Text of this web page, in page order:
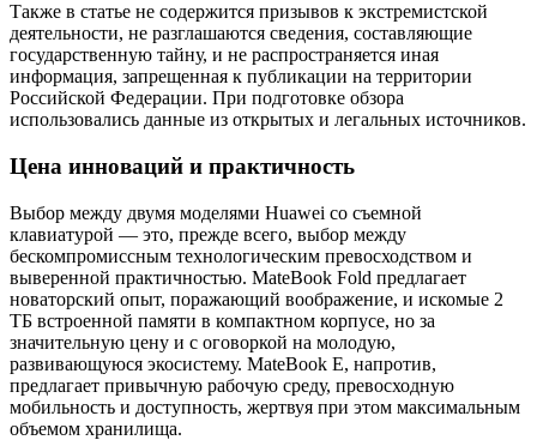
Также в статье не содержится призывов к экстремистской
деятельности, не разглашаются сведения, составляющие
государственную тайну, и не распространяется иная
информация, запрещенная к публикации на территории
Российской Федерации. При подготовке обзора
использовались данные из открытых и легальных источников.
Цена инноваций и практичность
Выбор между двумя моделями Huawei со съемной
клавиатурой — это, прежде всего, выбор между
бескомпромиссным технологическим превосходством и
выверенной практичностью. MateBook Fold предлагает
новаторский опыт, поражающий воображение, и искомые 2
ТБ встроенной памяти в компактном корпусе, но за
значительную цену и с оговоркой на молодую,
развивающуюся экосистему. MateBook E, напротив,
предлагает привычную рабочую среду, превосходную
мобильность и доступность, жертвуя при этом максимальным
объемом хранилища.